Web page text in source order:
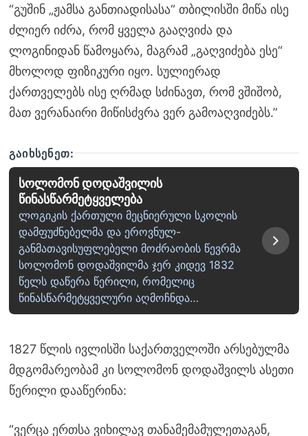
“გუშინ „ჟამსა განთიადისასა“ თბილისში მიწა ისე
ძლიერ იძრა, რომ ყველა გააღვიძა და
ლოგინიდან წამოყარა, მაგრამ „გაღვიძება ესე“
მხოლოდ ფიზიკური იყო. სულიერად
ქართველებს ისე ღრმად სძინავთ, რომ ვშიშობ,
მათ ვერანაირი მიწისძვრა ვერ გამოაღვიძებს.”
ᲒᲐᲘᲮᲡᲔᲜᲔᲗ:
სოლომონ დოდაშვილის
წინასწარმეტყველება
ლოგიკის ქართული მეცნიერული სკოლის
დამფუძნებელმა და ეროვნულ-
განმათავისუფლებელი მოძრაობის წევრმა
სოლომონ დოდაშვილმა ჯერ კიდევ 1832
წელს დაწერა წერილი, რომელიც
წინასწარმეტყველური აღმოჩნდა…
1827 წლის ივლისში საქართველოში არსებულმა
მდგომარეობამ კი სოლომონ დოდაშვილს ასეთი
წერილი დააწერინა:
“ვერცა ერთსა ვიხილავ თანამემამულეთაგან,